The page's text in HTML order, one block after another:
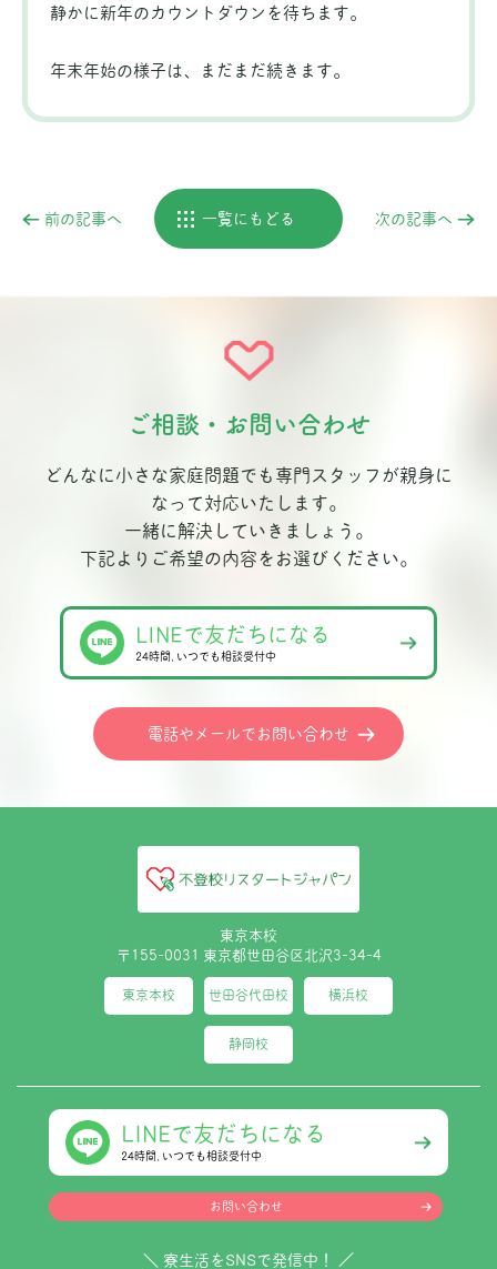
静かに新年のカウントダウンを待ちます。
年末年始の様子は、まだまだ続きます。
前の記事へ 一覧にもどる 次の記事へ
ご相談・お問い合わせ
どんなに小さな家庭問題でも専門スタッフが親身に
なって対応いたします。
一緒に解決していきましょう。
下記よりご希望の内容をお選びください。
LINEで友だちになる
24時間､いつでも相談受付中
電話やメールでお問い合わせ
東京本校
〒155-0031 東京都世田谷区北沢3-34-4
東京本校 世田谷代田校 横浜校
静岡校
LINEで友だちになる
24時間､いつでも相談受付中
お問い合わせ
＼ 寮生活をSNSで発信中！ ／